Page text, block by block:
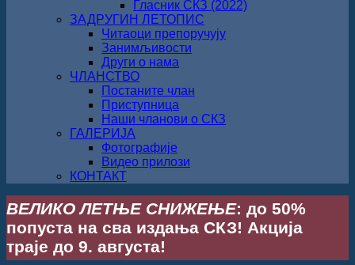
Гласник СКЗ (2022)
ЗАДРУГИН ЛЕТОПИС
Читаоци препоручују
Занимљивости
Други о нама
ЧЛАНСТВО
Постаните члан
Приступница
Наши чланови о СКЗ
ГАЛЕРИЈА
Фотографије
Видео прилози
КОНТАКТ
ВЕЛИКО ЛЕТЊЕ СНИЖЕЊЕ: до 50%
попуста на сва издања СКЗ! Акција
траје до 9. августа!